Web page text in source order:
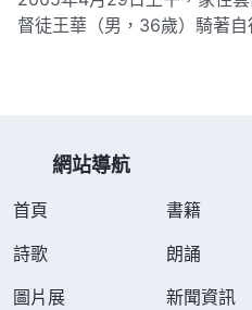
督徒王華（男，36歲）騎著
網站導航
首頁 書籍
詩歌
朗誦
圖片展
新聞資訊